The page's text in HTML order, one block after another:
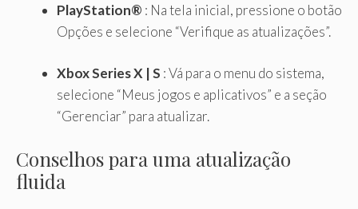
PlayStation® : Na tela inicial, pressione o botão
Opções e selecione “Verifique as atualizações”.
Xbox Series X | S : Vá para o menu do sistema,
selecione “Meus jogos e aplicativos” e a seção
“Gerenciar” para atualizar.
Conselhos para uma atualização
fluida